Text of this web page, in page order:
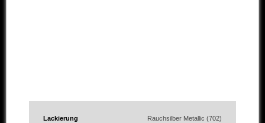
Lackierung Rauchsilber Metallic (702)